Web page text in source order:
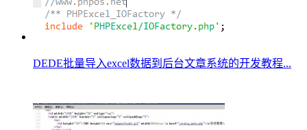
DEDE批量导入excel数据到后台文章系统的开发教程...